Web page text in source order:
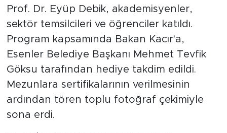
Prof. Dr. Eyüp Debik, akademisyenler,
sektör temsilcileri ve öğrenciler katıldı.
Program kapsamında Bakan Kacır'a,
Esenler Belediye Başkanı Mehmet Tevfik
Göksu tarafından hediye takdim edildi.
Mezunlara sertifikalarının verilmesinin
ardından tören toplu fotoğraf çekimiyle
sona erdi.